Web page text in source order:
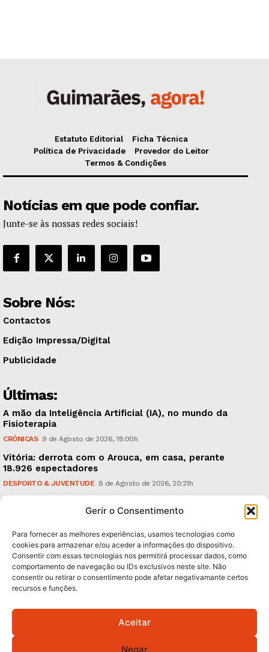
Gerir o Consentimento
Para fornecer as melhores experiências, usamos tecnologias como
cookies para armazenar e/ou aceder a informações do dispositivo.
Consentir com essas tecnologias nos permitirá processar dados, como
comportamento de navegação ou IDs exclusivos neste site. Não
consentir ou retirar o consentimento pode afetar negativamante certos
recursos e funções.
Aceitar
Negar
Estatuto Editorial
Ficha Técnica
Política de Privacidade
Provedor do Leitor
Termos & Condições
Notícias em que pode confiar.
Junte-se às nossas redes sociais!
Sobre Nós:
Contactos
Edição Impressa/Digital
Publicidade
Últimas:
A mão da Inteligência Artificial (IA), no mundo da
Fisioterapia
CRÓNICAS 9 de Agosto de 2026, 18:00h
Vitória: derrota com o Arouca, em casa, perante
18.926 espectadores
DESPORTO & JUVENTUDE 8 de Agosto de 2026, 20:21h
Sonus Art Fest: o epicentro da música emergente em
Subscreva Newsletter:
QUERO ADERIR